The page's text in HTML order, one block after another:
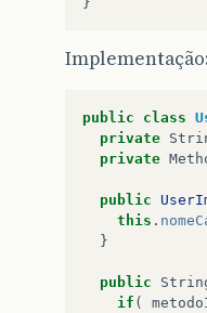
Implementação:
public class
private
private
public
this .
}
public
if (